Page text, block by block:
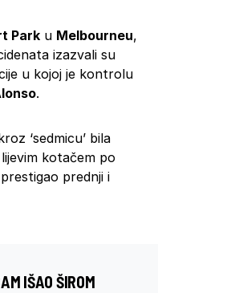
Park u Melbourneu,
izazvali su
u kojoj je kontrolu
.
‘sedmicu’ bila
kotačem po
prednji i
IŠAO ŠIROM